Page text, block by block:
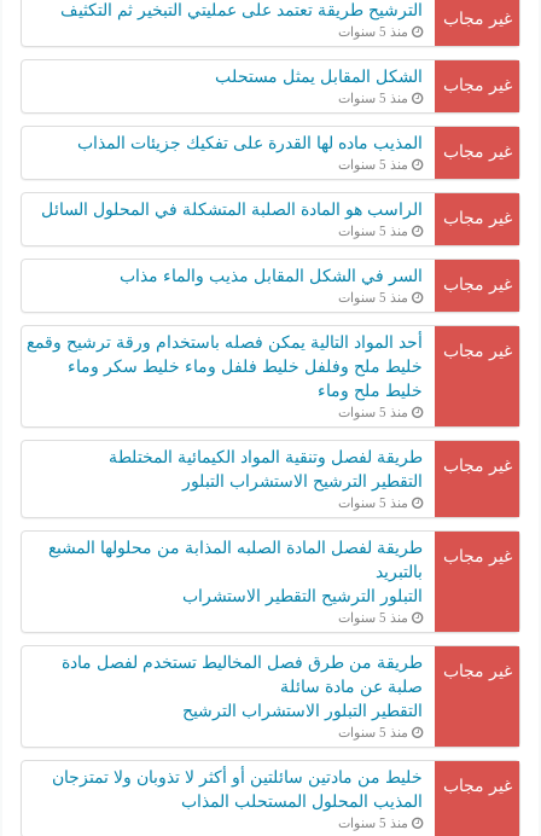
غير مجاب الترشيح طريقة تعتمد على عمليتي التبخير ثم التكثيف
منذ 5 سنوات
غير مجاب الشكل المقابل يمثل مستحلب
منذ 5 سنوات
غير مجاب المذيب ماده لها القدرة على تفكيك جزيئات المذاب
منذ 5 سنوات
غير مجاب الراسب هو المادة الصلبة المتشكلة في المحلول السائل
منذ 5 سنوات
غير مجاب السر في الشكل المقابل مذيب والماء مذاب
منذ 5 سنوات
غير مجاب
أحد المواد التالية يمكن فصله باستخدام ورقة ترشيح وقمع
خليط ملح وفلفل خليط فلفل وماء خليط سكر وماء
خليط ملح وماء
منذ 5 سنوات
غير مجاب
طريقة لفصل وتنقية المواد الكيمائية المختلطة
التقطير الترشيح الاستشراب التبلور
منذ 5 سنوات
غير مجاب
طريقة لفصل المادة الصلبه المذابة من محلولها المشبع
بالتبريد
التبلور الترشيح التقطير الاستشراب
منذ 5 سنوات
غير مجاب
طريقة من طرق فصل المخاليط تستخدم لفصل مادة
صلبة عن مادة سائلة
التقطير التبلور الاستشراب الترشيح
منذ 5 سنوات
غير مجاب
خليط من مادتين سائلتين أو أكثر لا تذوبان ولا تمتزجان
المذيب المحلول المستحلب المذاب
منذ 5 سنوات